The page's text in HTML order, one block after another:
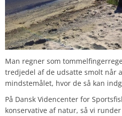
Man regner som
tredjedel af de udsatte smolt når
mindstemålet, hvor de så kan
På Dansk Videncenter for
konservative af natur, så vi